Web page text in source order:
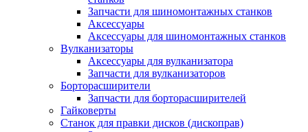
Запчасти для шиномонтажных станков
Аксессуары
Аксессуары для шиномонтажных станков
Вулканизаторы
Аксессуары для вулканизатора
Запчасти для вулканизаторов
Борторасширители
Запчасти для борторасширителей
Гайковерты
Станок для правки дисков (дископрав)